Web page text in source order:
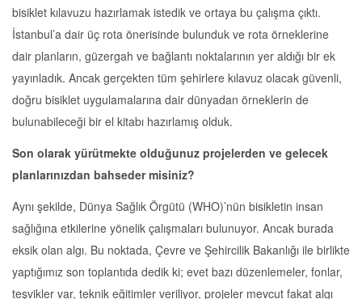
bisiklet kılavuzu hazırlamak istedik ve ortaya bu çalışma çıktı.
İstanbul’a dair üç rota önerisinde bulunduk ve rota örneklerine
dair planların, güzergah ve bağlantı noktalarının yer aldığı bir ek
yayınladık. Ancak gerçekten tüm şehirlere kılavuz olacak güvenli,
doğru bisiklet uygulamalarına dair dünyadan örneklerin de
bulunabileceği bir el kitabı hazırlamış olduk.
Son olarak yürütmekte olduğunuz projelerden ve gelecek
planlarınızdan bahseder misiniz?
Aynı şekilde, Dünya Sağlık Örgütü (WHO)’nün bisikletin insan
sağlığına etkilerine yönelik çalışmaları bulunuyor. Ancak burada
eksik olan algı. Bu noktada, Çevre ve Şehircilik Bakanlığı ile birlikte
yaptığımız son toplantıda dedik ki; evet bazı düzenlemeler, fonlar,
teşvikler var, teknik eğitimler veriliyor, projeler mevcut fakat algı